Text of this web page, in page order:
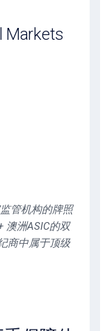
Markets
管机构的牌照
澳洲ASIC的双
商中属于顶级